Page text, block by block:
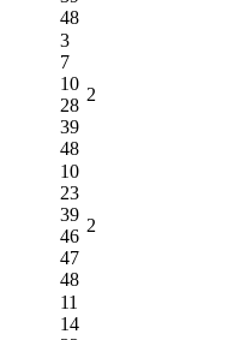
48
3
7
10
28
39
48
2
10
23
39
46
47
48
2
11
14